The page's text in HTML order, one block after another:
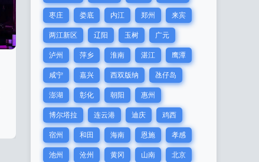
枣庄 娄底 内江 郑州 来宾
两江新区 辽阳 玉树 广元
泸州 萍乡 淮南 湛江 鹰潭
咸宁 嘉兴 西双版纳 氹仔岛
澎湖 彰化 朝阳 惠州
博尔塔拉 连云港 迪庆 鸡西
宿州 和田 海南 恩施 孝感
池州 沧州 黄冈 山南 北京